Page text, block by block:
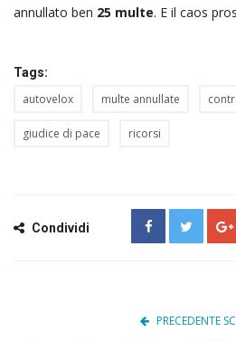
annullato ben 25 multe. E il caos
Tags:
autovelox multe annullate
giudice di pace ricorsi
Condividi
PRECEDENTE